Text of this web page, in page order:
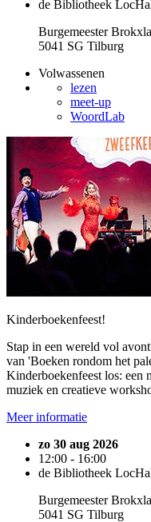
de Bibliotheek
Burgemeester
5041 SG Tilburg
Volwassenen
lezen
meet-up
WoordLab
Kinderboekenfeest!
Stap in een wereld vol
van 'Boeken rondom het
Kinderboekenfeest los: een
muziek en creatieve
Meer informatie
zo 30 aug 2026
12:00 - 16:00
de Bibliotheek
Burgemeester
5041 SG Tilburg